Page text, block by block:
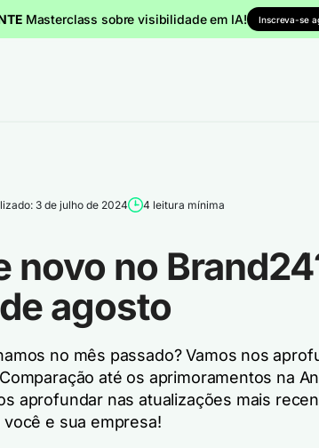
Masterclass sobre visibilidade em IA! Inscreva-se
3 de julho de 2024 4 leitura mínima
novo no
agosto
no mês passado? Vamos nos
até os aprimoramentos na
aprofundar nas atualizações mais
e sua empresa!